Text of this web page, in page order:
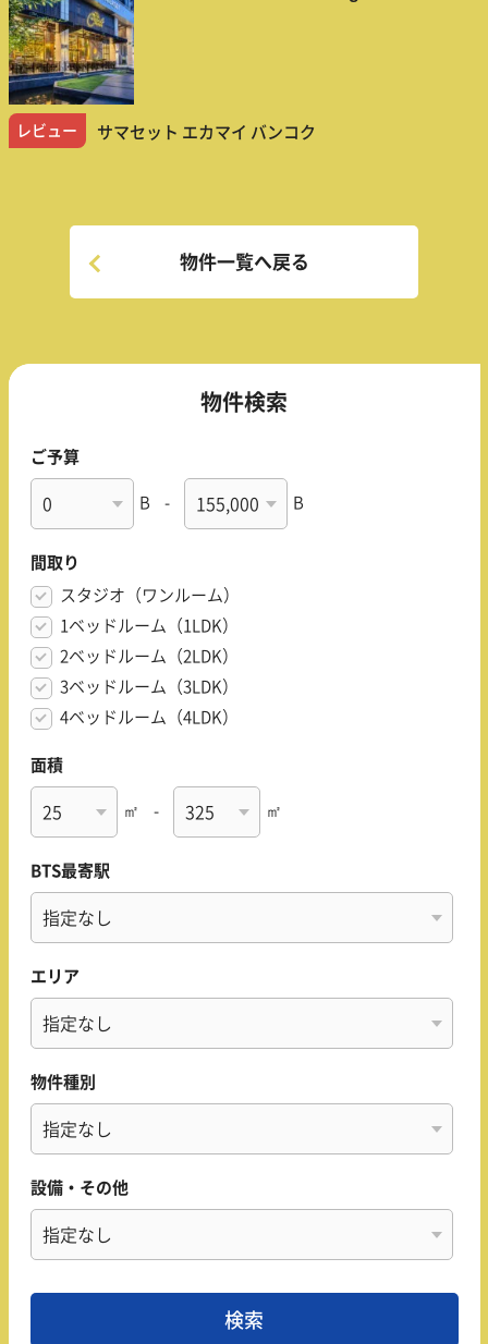
レビュー サマセット エカマイ バンコク
物件一覧へ戻る
物件検索
ご予算
B - B
間取り
スタジオ（ワンルーム）
1ベッドルーム（1LDK）
2ベッドルーム（2LDK）
3ベッドルーム（3LDK）
4ベッドルーム（4LDK）
面積
㎡ - ㎡
BTS最寄駅
エリア
物件種別
設備・その他